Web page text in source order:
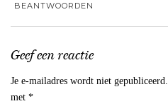
BEANTWOORDEN
Geef een reactie
Je e-mailadres wordt niet gepubliceerd.
met *